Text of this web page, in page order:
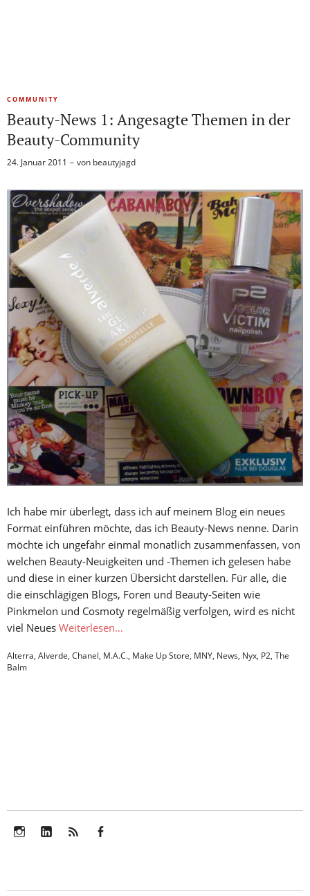
COMMUNITY
Beauty-News 1: Angesagte Themen in der
Beauty-Community
24. Januar 2011 von beautyjagd
Ich habe mir überlegt, dass ich auf meinem Blog ein neues
Format einführen möchte, das ich Beauty-News nenne. Darin
möchte ich ungefähr einmal monatlich zusammenfassen, von
welchen Beauty-Neuigkeiten und -Themen ich gelesen habe
und diese in einer kurzen Übersicht darstellen. Für alle, die
die einschlägigen Blogs, Foren und Beauty-Seiten wie
Pinkmelon und Cosmoty regelmäßig verfolgen, wird es nicht
viel Neues Weiterlesen…
Alterra, Alverde, Chanel, M.A.C., Make Up Store, MNY, News, Nyx, P2, The
Balm